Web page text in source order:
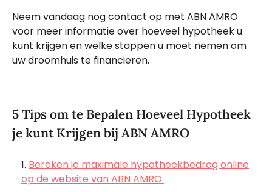
Neem vandaag nog contact op met ABN AMRO
voor meer informatie over hoeveel hypotheek u
kunt krijgen en welke stappen u moet nemen om
uw droomhuis te financieren.
5 Tips om te Bepalen Hoeveel Hypotheek
je kunt Krijgen bij ABN AMRO
Bereken je maximale hypotheekbedrag online
op de website van ABN AMRO.